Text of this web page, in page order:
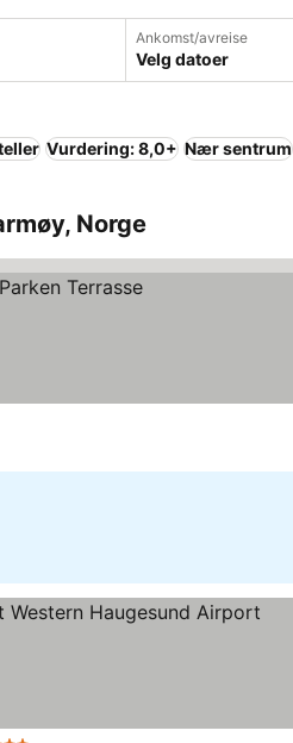
Ankomst/avreise
Velg datoer
Vurdering: 8,0+ Nær sentrum
Norge